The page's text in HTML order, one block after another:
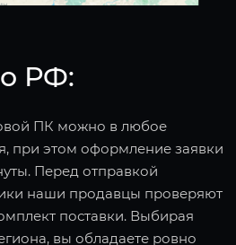
РФ:
ПК можно в любое
при этом оформление заявки
Перед отправкой
наши продавцы проверяют
поставки. Выбирая
вы обладаете ровно